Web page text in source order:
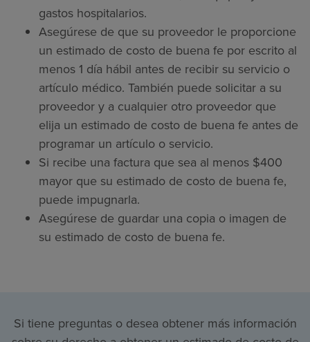
gastos hospitalarios.
Asegúrese de que su proveedor le proporcione
un estimado de costo de buena fe por escrito al
menos 1 día hábil antes de recibir su servicio o
artículo médico. También puede solicitar a su
proveedor y a cualquier otro proveedor que
elija un estimado de costo de buena fe antes de
programar un artículo o servicio.
Si recibe una factura que sea al menos $400
mayor que su estimado de costo de buena fe,
puede impugnarla.
Asegúrese de guardar una copia o imagen de
su estimado de costo de buena fe.
Si tiene preguntas o desea obtener más información